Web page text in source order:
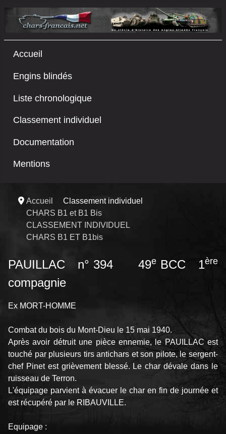
Accueil
Engins blindés
Liste chronologique
Classement individuel
Documentation
Mentions
Accueil
Classement individuel
CHARS B1 et B1 Bis
CLASSEMENT INDIVIDUEL
CHARS B1 ET B1bis
PAUILLAC n° 394 49eBCC 1ère
compagnie
Ex MORT-HOMME
Combat du bois du Mont-Dieu le 15 mai 1940.
Après avoir détruit une pièce ennemie, le PAUILLAC est
touché par plusieurs tirs antichars et son pilote, le sergent-
chef Pinet est grièvement blessé. Le char dévale dans le
ruisseau de Terron.
L'équipage parvient à évacuer le char en fin de journée et
est récupéré par le RIBAUVILLE.
Equipage :